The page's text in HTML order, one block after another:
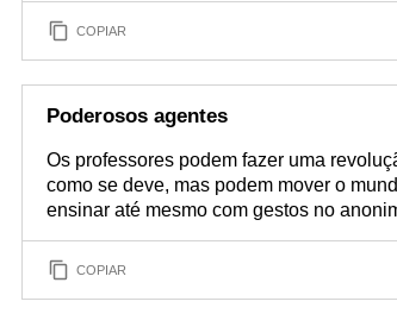
COPIAR
Poderosos agentes
Os professores podem fazer uma
como se deve, mas podem mover o
ensinar até mesmo com gestos no
COPIAR